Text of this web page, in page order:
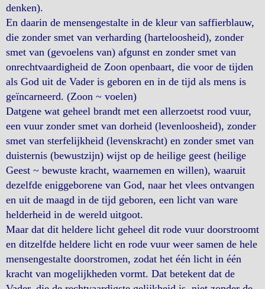
denken).
En daarin de mensengestalte in de kleur van saffierblauw,
die zonder smet van verharding (harteloosheid), zonder
smet van (gevoelens van) afgunst en zonder smet van
onrechtvaardigheid de Zoon openbaart, die voor de tijden
als God uit de Vader is geboren en in de tijd als mens is
geïncarneerd. (Zoon ~ voelen)
Datgene wat geheel brandt met een allerzoetst rood vuur,
een vuur zonder smet van dorheid (levenloosheid), zonder
smet van sterfelijkheid (levenskracht) en zonder smet van
duisternis (bewustzijn) wijst op de heilige geest (heilige
Geest ~ bewuste kracht, waarnemen en willen), waaruit
dezelfde eniggeborene van God, naar het vlees ontvangen
en uit de maagd in de tijd geboren, een licht van ware
helderheid in de wereld uitgoot.
Maar dat dit heldere licht geheel dit rode vuur doorstroomt
en ditzelfde heldere licht en rode vuur weer samen de hele
mensengestalte doorstromen, zodat het één licht in één
kracht van mogelijkheden vormt. Dat betekent dat de